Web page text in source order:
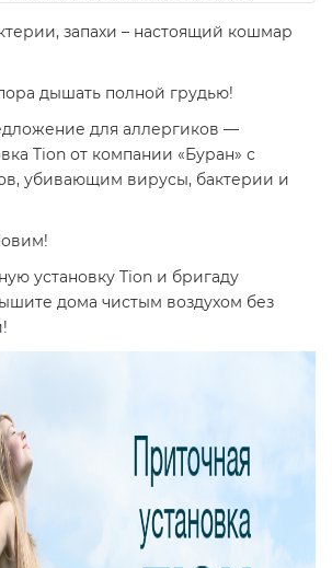
запахи – настоящий кошмар
дышать полной грудью!
для аллергиков —
Tion от компании «Буран» с
убивающим вирусы, бактерии и
установку Tion и бригаду
дома чистым воздухом без